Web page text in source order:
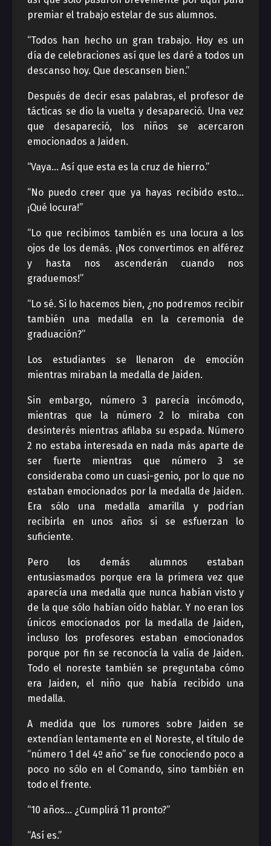
premiar el trabajo estelar de sus alumnos.
“Todos han hecho un gran trabajo. Hoy es un
día de celebraciones así que les daré a todos un
descanso hoy. Que descansen bien.”
Después de decir esas palabras, el profesor de
tácticas se dio la vuelta y desapareció. Una vez
que desapareció, los niños se acercaron
emocionados a Jaiden.
“Vaya… Así que esta es la cruz de hierro.”
“No puedo creer que ya hayas recibido esto…
¡Qué locura!”
“Lo que recibimos también es una locura a los
ojos de los demás. ¡Nos convertimos en alférez
y hasta nos ascenderán cuando nos
graduemos!”
“Lo sé. Si lo hacemos bien, ¿no podremos recibir
también una medalla en la ceremonia de
graduación?”
Los estudiantes se llenaron de emoción
mientras miraban la medalla de Jaiden.
Sin embargo, número 3 parecía incómodo,
mientras que la número 2 lo miraba con
desinterés mientras afilaba su espada. Número
2 no estaba interesada en nada más aparte de
ser fuerte mientras que número 3 se
consideraba como un cuasi-genio, por lo que no
estaban emocionados por la medalla de Jaiden.
Era sólo una medalla amarilla y podrían
recibirla en unos años si se esfuerzan lo
suficiente.
Pero los demás alumnos estaban
entusiasmados porque era la primera vez que
aparecía una medalla que nunca habían visto y
de la que sólo habían oído hablar. Y no eran los
únicos emocionados por la medalla de Jaiden,
incluso los profesores estaban emocionados
porque por fin se reconocía la valía de Jaiden.
Todo el noreste también se preguntaba cómo
era Jaiden, el niño que había recibido una
medalla.
A medida que los rumores sobre Jaiden se
extendían lentamente en el Noreste, el título de
“número 1 del 4º año” se fue conociendo poco a
poco no sólo en el Comando, sino también en
todo el frente.
“10 años… ¿Cumplirá 11 pronto?”
“Así es.”